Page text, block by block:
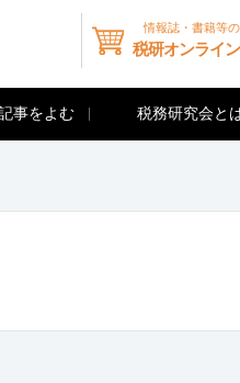
情報誌・書籍等
税研オンライ
事をよむ 税務研究会と